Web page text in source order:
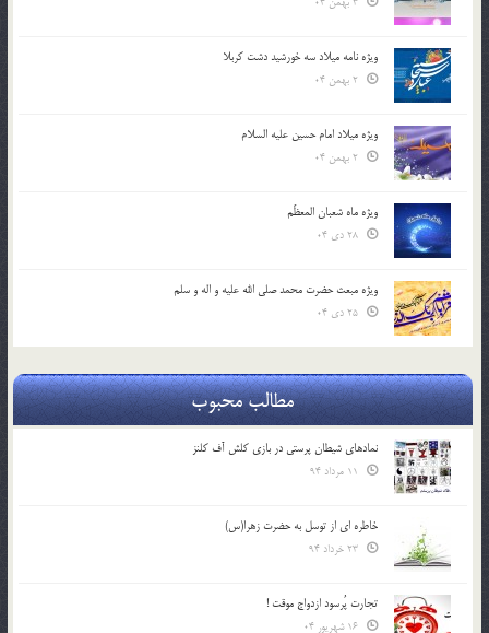
ویژه نامه میلاد سه خورشید دشت کربلا
ویژه میلاد امام حسین علیه السلام
ویژه ماه شعبان المعظّم
ویژه مبعث حضرت محمد صلی الله علیه و اله و سلم
مطالب محبوب
نمادهای شیطان پرستی در بازی کلش آف کلنز
خاطره ای از توسل به حضرت زهرا(س)
تجارت پُرسود ازدواج موقت !